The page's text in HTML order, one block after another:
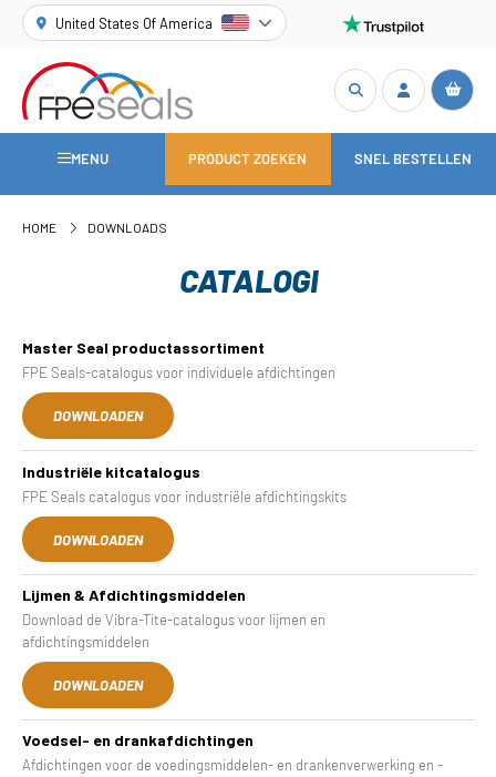
United States Of America
MENU PRODUCT ZOEKEN SNEL BESTELLEN
HOME DOWNLOADS
CATALOGI
Master Seal productassortiment
FPE Seals-catalogus voor individuele afdichtingen
DOWNLOADEN
Industriële kitcatalogus
FPE Seals catalogus voor industriële afdichtingskits
DOWNLOADEN
Lijmen & Afdichtingsmiddelen
Download de Vibra-Tite-catalogus voor lijmen en
afdichtingsmiddelen
DOWNLOADEN
Voedsel- en drankafdichtingen
Afdichtingen voor de voedingsmiddelen- en drankenverwerking en -